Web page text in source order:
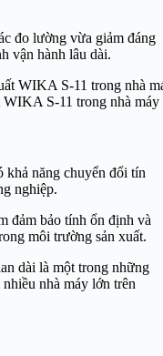
đo lường vừa giảm đáng
vận hành lâu dài.
WIKA S-11 trong nhà máy
khả năng chuyển đổi tín
nghiệp.
đảm bảo tính ổn định và
môi trường sản xuất.
dài là một trong những
nhà máy lớn trên